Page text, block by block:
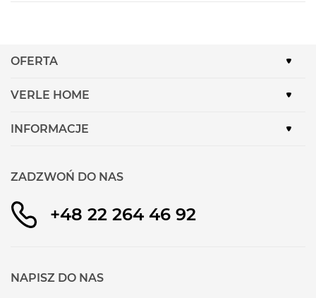
Pojemność zamrażarki:
Zdolność zamrażania 24h:
awarii:12 h
Supermrożenie
wyświetlacz LED
Wysokość:
OFERTA
VERLE HOME
INFORMACJE
ZADZWOŃ DO NAS
+48 22 264 46 92
NAPISZ DO NAS